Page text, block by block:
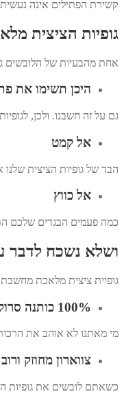
קשירת הפתילים אינה
גופיות הציצית
אחת מהבעיות של הלובשים
היכן תשימו את
גם על זה חשבנו. ולכן,
אל קמט
הבד של גופיות הציצית
אל כווץ
כמה פעמים הבגדים שלכם
ושלא נשכח לדבר
גופיית ציצית מלאכת מחשבת
100% כותנה סרוקה
מי מאתנו לא אוהב את הרכות והנעימות של בגד העשוי 100% כותנה סרוקה
צווארון מחוזק
כשאתם לובשים את גופיות